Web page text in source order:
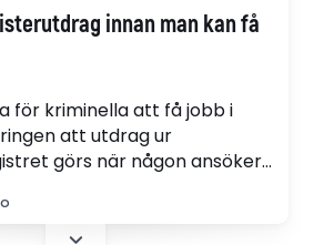
innan man kan få
för kriminella att få jobb i
att utdrag ur
görs när någon ansöker